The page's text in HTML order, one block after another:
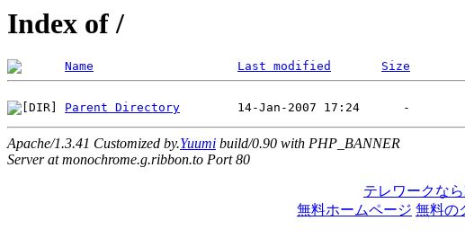
Index of /
Name Last modified Size
Parent Directory
Apache/1.3.41 Customized by.Yuumi build/0.90 with PHP_BANNER
Server at monochrome.g.ribbon.to Port 80
テレワークな
無料ホームページ 無料の